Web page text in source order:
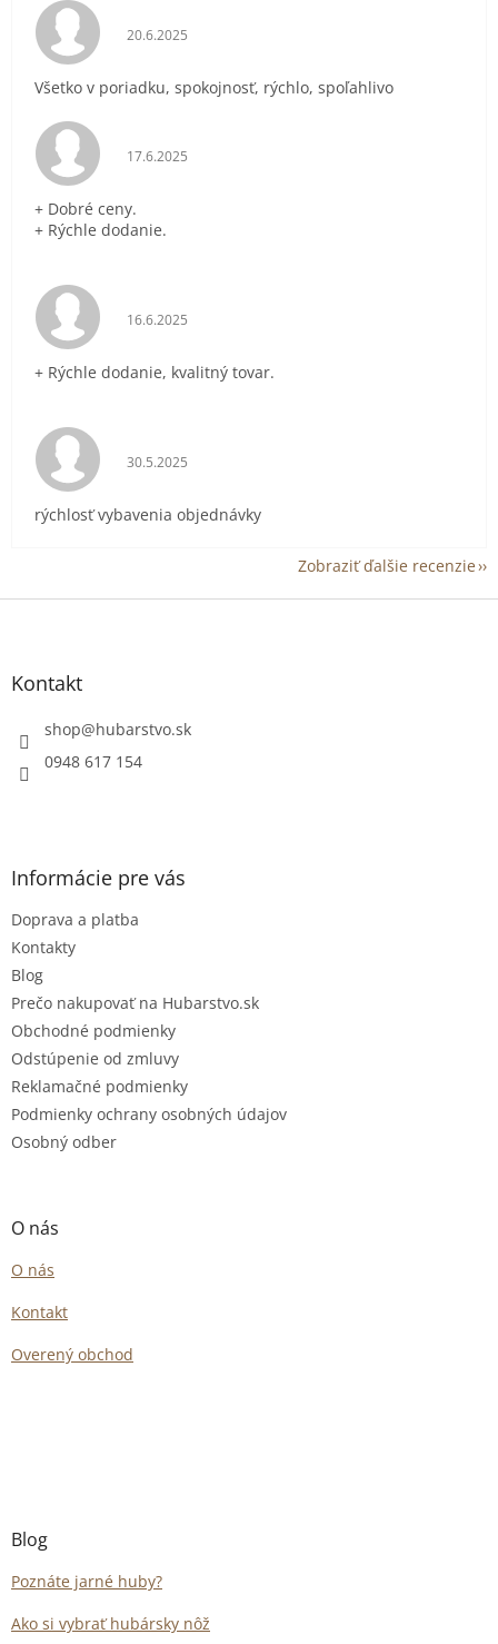
Hodnotenie obchodu je 5 z 5 hviezdičiek.
20.6.2025
Všetko v poriadku, spokojnosť, rýchlo, spoľahlivo
Hodnotenie obchodu je 5 z 5 hviezdičiek.
17.6.2025
+ Dobré ceny.
+ Rýchle dodanie.
Hodnotenie obchodu je 5 z 5 hviezdičiek.
16.6.2025
+ Rýchle dodanie, kvalitný tovar.
Hodnotenie obchodu je 5 z 5 hviezdičiek.
30.5.2025
rýchlosť vybavenia objednávky
Zobraziť ďalšie recenzie
Z
Kontakt
shop@hubarstvo.sk
0948 617 154
Informácie pre vás
Doprava a platba
Kontakty
Blog
Prečo nakupovať na Hubarstvo.sk
Obchodné podmienky
Odstúpenie od zmluvy
Reklamačné podmienky
Podmienky ochrany osobných údajov
Osobný odber
O nás
O nás
Kontakt
Overený obchod
Blog
Poznáte jarné huby?
Ako si vybrať hubársky nôž